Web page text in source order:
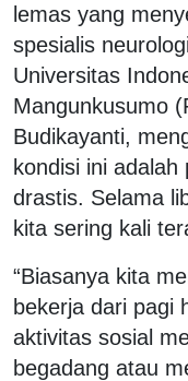
lemas yang
spesialis
Universitas
Mangunkusumo
Budikayanti,
kondisi ini adalah
drastis. Selama
kita sering kali
“Biasanya kita
bekerja dari pagi
aktivitas sosial
begadang atau